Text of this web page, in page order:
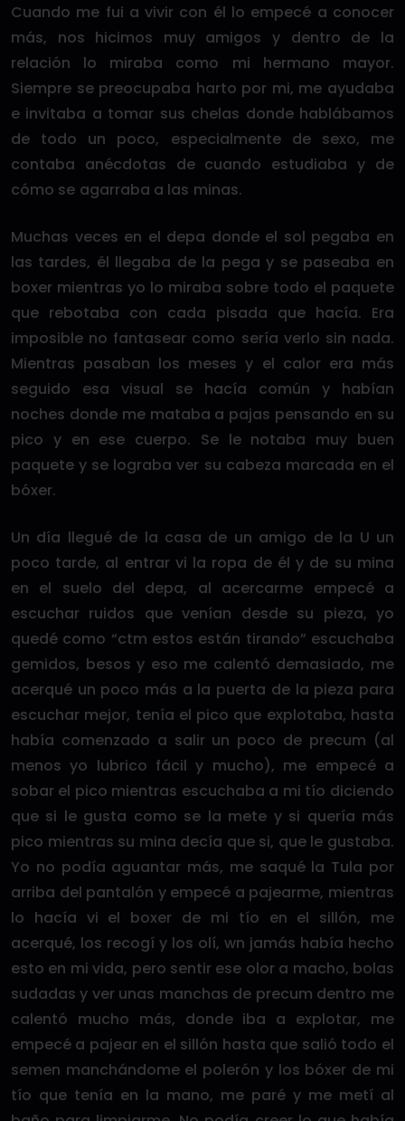
Cuando me fui a vivir con él lo empecé a conocer
más, nos hicimos muy amigos y dentro de la
relación lo miraba como mi hermano mayor.
Siempre se preocupaba harto por mi, me ayudaba
e invitaba a tomar sus chelas donde hablábamos
de todo un poco, especialmente de sexo, me
contaba anécdotas de cuando estudiaba y de
cómo se agarraba a las minas.
Muchas veces en el depa donde el sol pegaba en
las tardes, él llegaba de la pega y se paseaba en
boxer mientras yo lo miraba sobre todo el paquete
que rebotaba con cada pisada que hacía. Era
imposible no fantasear como sería verlo sin nada.
Mientras pasaban los meses y el calor era más
seguido esa visual se hacía común y habían
noches donde me mataba a pajas pensando en su
pico y en ese cuerpo. Se le notaba muy buen
paquete y se lograba ver su cabeza marcada en el
bóxer.
Un día llegué de la casa de un amigo de la U un
poco tarde, al entrar vi la ropa de él y de su mina
en el suelo del depa, al acercarme empecé a
escuchar ruidos que venían desde su pieza, yo
quedé como “ctm estos están tirando” escuchaba
gemidos, besos y eso me calentó demasiado, me
acerqué un poco más a la puerta de la pieza para
escuchar mejor, tenía el pico que explotaba, hasta
había comenzado a salir un poco de precum (al
menos yo lubrico fácil y mucho), me empecé a
sobar el pico mientras escuchaba a mi tío diciendo
que si le gusta como se la mete y si quería más
pico mientras su mina decía que si, que le gustaba.
Yo no podía aguantar más, me saqué la Tula por
arriba del pantalón y empecé a pajearme, mientras
lo hacía vi el boxer de mi tío en el sillón, me
acerqué, los recogí y los olí, wn jamás había hecho
esto en mi vida, pero sentir ese olor a macho, bolas
sudadas y ver unas manchas de precum dentro me
calentó mucho más, donde iba a explotar, me
empecé a pajear en el sillón hasta que salió todo el
semen manchándome el polerón y los bóxer de mi
tío que tenía en la mano, me paré y me metí al